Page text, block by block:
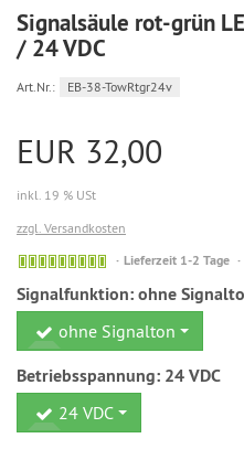
Signalsäule rot-grün
/ 24 VDC
Art.Nr.: EB-38-TowRtgr24v
EUR 32,00
inkl. 19 % USt
zzgl. Versandkosten
Sofort
ausreichende
Lieferzeit 1-2 Tage
Signalfunktion:ohne
ohne Signalton
Betriebsspannung: 24 VDC
24 VDC